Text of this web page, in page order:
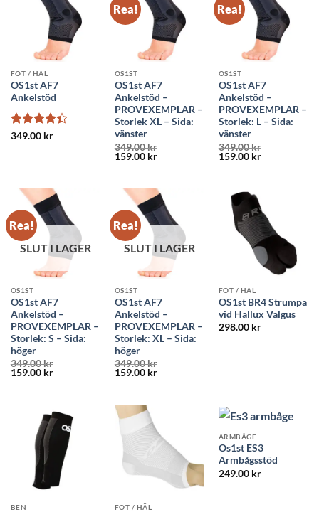
FOT / HÄL
OS1st AF7
Ankelstöd
Betygsatt
349.00 kr
Rea!
OS1ST
OS1st AF7
Ankelstöd –
PROVEXEMPLAR –
Storlek XL – Sida:
vänster
349.00kr
Det
349.00 kr.
159.00 krDet
159.00 kr.
Rea!
OS1ST
OS1st AF7
Ankelstöd –
PROVEXEMPLAR –
Storlek: L – Sida:
vänster
349.00kr
Det
349.00 kr.
159.00 krDet
Rea!
SLUT I LAGER
OS1ST
OS1st AF7
Ankelstöd –
PROVEXEMPLAR –
Storlek: S – Sida:
höger
349.00kr
Det
349.00 kr.
159.00 krDet
159.00 kr.
Rea!
SLUT I LAGER
OS1ST
OS1st AF7
Ankelstöd –
PROVEXEMPLAR –
Storlek: XL – Sida:
höger
349.00kr
Det
349.00 kr.
159.00 krDet
FOT / HÄL
OS1st BR4 Strumpa
vid Hallux Valgus
298.00 kr
BEN FOT / HÄL
ARMBÅGE
Os1st ES3
Armbågsstöd
249.00 kr